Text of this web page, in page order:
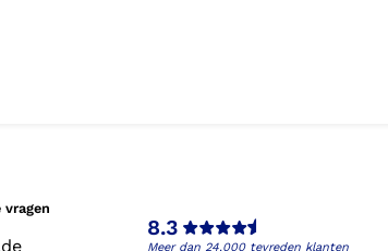
vragen
8.3
Meer dan 24.000 tevreden klanten